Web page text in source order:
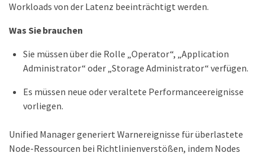
Workloads von der Latenz beeinträchtigt werden.
Was Sie brauchen
Sie müssen über die Rolle „Operator“, „Application
Administrator“ oder „Storage Administrator“ verfügen.
Es müssen neue oder veraltete Performanceereignisse
vorliegen.
Unified Manager generiert Warnereignisse für überlastete
Node-Ressourcen bei Richtlinienverstößen, indem Nodes